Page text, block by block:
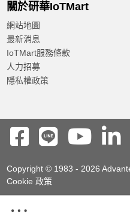
Add to compare
Datasheet(PDF)
關於研華IoTMart
網站地圖
最新消息
IoTMart服務條款
人力招募
隱私權政策
Copyright © 1983 - 2026
Cookie 政策